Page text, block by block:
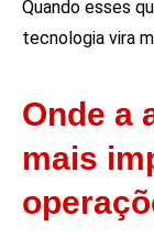
Quando esses
tecnologia vira
Onde a
mais